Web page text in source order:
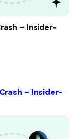
– Insider-
– Insider-